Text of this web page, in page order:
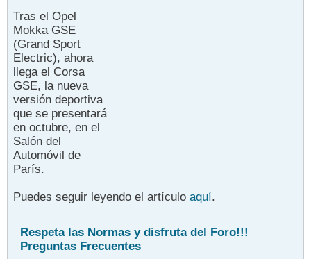
Tras el Opel
Mokka GSE
(Grand Sport
Electric), ahora
llega el Corsa
GSE, la nueva
versión deportiva
que se presentará
en octubre, en el
Salón del
Automóvil de
París.
Puedes seguir leyendo el artículo aquí.
Respeta las Normas y disfruta del Foro!!!
Preguntas Frecuentes